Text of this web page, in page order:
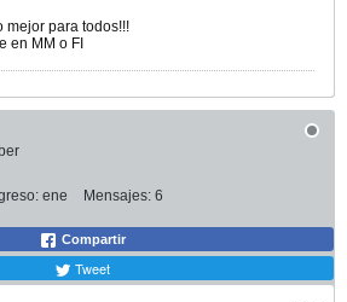
mejor para todos!!!
en MM o FI
ene Mensajes: 6
Compartir
Tweet